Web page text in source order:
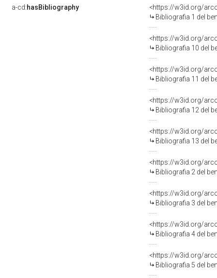
a-cd:hasBibliography
<https://w3id.org/
Bibliografia 1 del
<https://w3id.org/
Bibliografia 10 del
<https://w3id.org/
Bibliografia 11 del
<https://w3id.org/
Bibliografia 12 del
<https://w3id.org/
Bibliografia 13 del
<https://w3id.org/
Bibliografia 2 del
<https://w3id.org/
Bibliografia 3 del
<https://w3id.org/
Bibliografia 4 del
<https://w3id.org/
Bibliografia 5 del